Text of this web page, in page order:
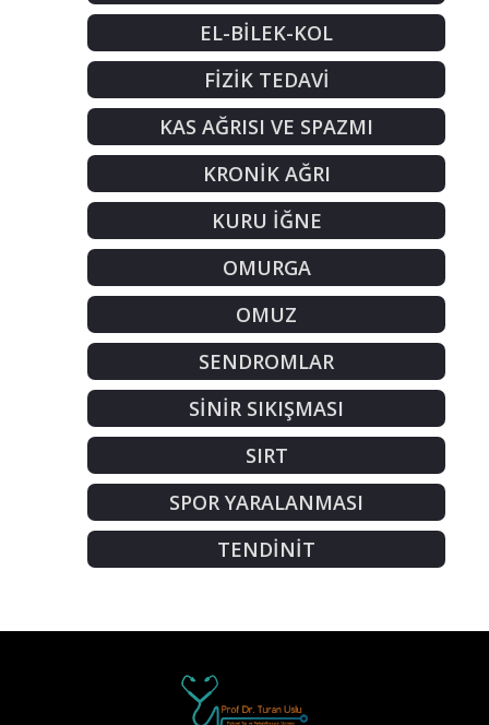
EL-BİLEK-KOL
FİZİK TEDAVİ
KAS AĞRISI VE SPAZMI
KRONİK AĞRI
KURU İĞNE
OMURGA
OMUZ
SENDROMLAR
SİNİR SIKIŞMASI
SIRT
SPOR YARALANMASI
TENDİNİT